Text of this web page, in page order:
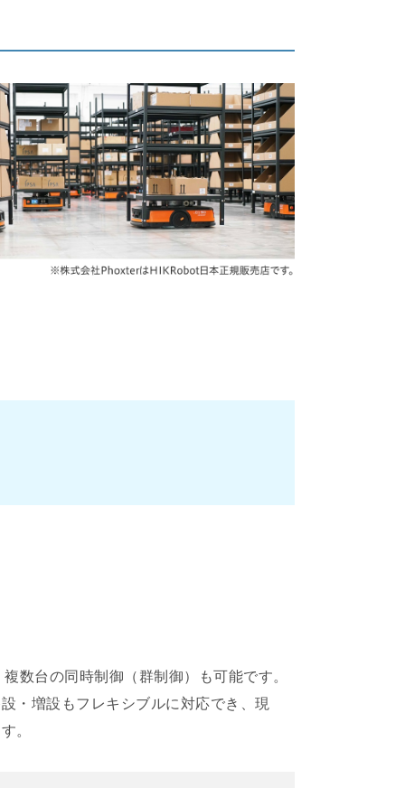
数台の同時制御（群制御）も可能です。
・増設もフレキシブルに対応でき、現
。